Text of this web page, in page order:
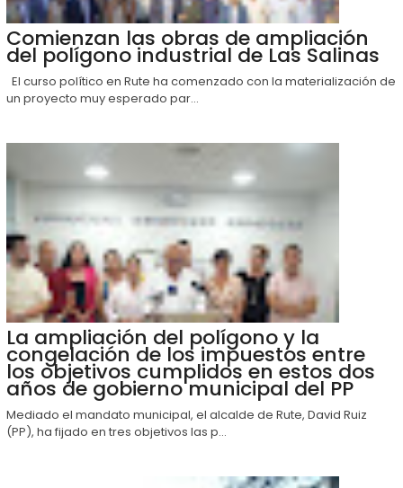
Comienzan las obras de ampliación
del polígono industrial de Las Salinas
El curso político en Rute ha comenzado con la materialización de
un proyecto muy esperado par...
La ampliación del polígono y la
congelación de los impuestos entre
los objetivos cumplidos en estos dos
años de gobierno municipal del PP
Mediado el mandato municipal, el alcalde de Rute, David Ruiz
(PP), ha fijado en tres objetivos las p...